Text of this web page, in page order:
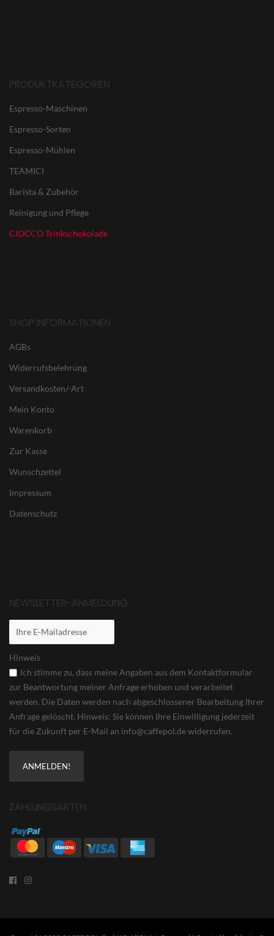
PRODUKTKATEGORIEN
Espresso-Maschinen
Espresso-Sorten
Espresso-Mühlen
TEAMICI
Barista & Zubehör
Reinigung und Pflege
CIOCCO Trinkschokolade
SHOP INFORMATIONEN
AGBs
Widerrufsbelehrung
Versandkosten/-Art
Mein Konto
Warenkorb
Zur Kasse
Wunschzettel
Impressum
Datenschutz
NEWSLETTER-ANMELDUNG
Hinweis
Ich stimme zu, dass meine Angaben aus dem Kontaktformular
zur Beantwortung meiner Anfrage erhoben und verarbeitet
werden. Die Daten werden nach abgeschlossener Bearbeitung Ihrer
Anfrage gelöscht. Hinweis: Sie können Ihre Einwilligung jederzeit
für die Zukunft per E-Mail an info@caffepol.de widerrufen.
ZAHLUNGSARTEN